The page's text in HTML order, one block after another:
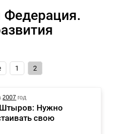
Федерация.
1 2
2007 год
Штыров: Нужно
свою